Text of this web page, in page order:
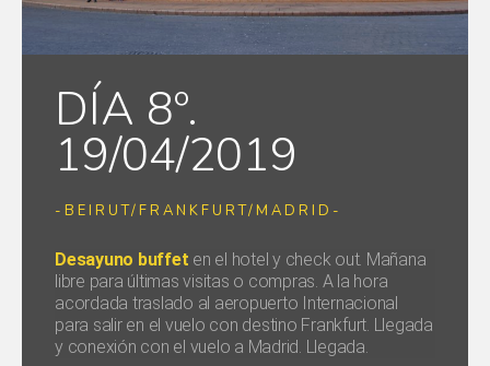
DÍA 8º.
19/04/2019
-BEIRUT/FRANKFURT/MADRID-
Desayuno buffet en el hotel y check out. Mañana
libre para últimas visitas o compras. A la hora
acordada traslado al aeropuerto Internacional
para salir en el vuelo con destino Frankfurt. Llegada
y conexión con el vuelo a Madrid. Llegada.